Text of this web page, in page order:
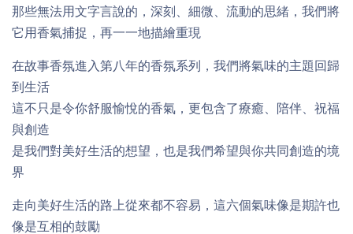
那些無法用文字言說的，深刻、細微、流動的思緒，我們將
它用香氣捕捉，再一一地描繪重現
在故事香氛進入第八年的香氛系列，我們將氣味的主題回歸
到生活
這不只是令你舒服愉悅的香氣，更包含了療癒、陪伴、祝福
與創造
是我們對美好生活的想望，也是我們希望與你共同創造的境
界
走向美好生活的路上從來都不容易，這六個氣味像是期許也
像是互相的鼓勵